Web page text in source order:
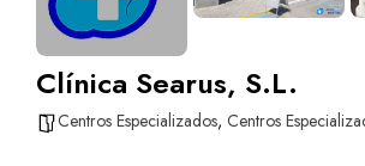
Clínica Searus, S.L.
Centros Especializados, Centros